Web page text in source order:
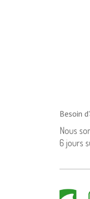
Besoin
Nous
6 jours